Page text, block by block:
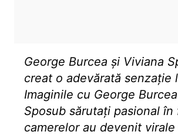
George Burcea și Viviana
creat o adevărată senzație
Imaginile cu George
Sposub sărutați pasional în
camerelor au devenit